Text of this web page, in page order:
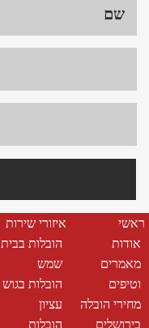
ראשי
אודות
מאמרים
וטיפים
מחירי הובלה
בירושלים
איזורי שירות
הובלות בבית
שמש
הובלות בגוש
עציון
הובלות